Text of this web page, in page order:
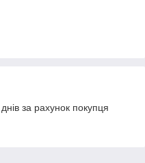
за рахунок покупця